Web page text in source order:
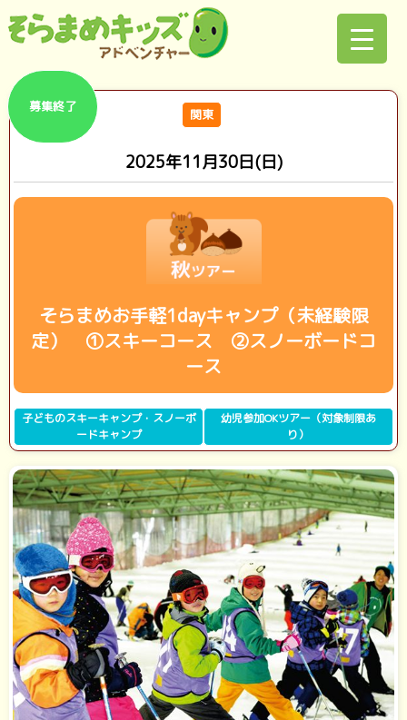
募集終了 関東
2025年11月30日(日)
そらまめお手軽1dayキャンプ（未経験限
定） ①スキーコース ②スノーボードコ
ース
子どものスキーキャンプ・スノーボ
ードキャンプ
幼児参加OKツアー（対象制限あ
り）